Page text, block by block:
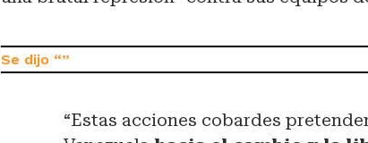
“Estas acciones cobardes